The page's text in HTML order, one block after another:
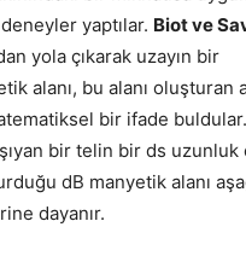
yaptılar. Biot ve
yola çıkarak uzayın bir
alanı, bu alanı oluşturan
bir ifade
bir telin bir ds uzunluk
dB manyetik alanı
dayanır.